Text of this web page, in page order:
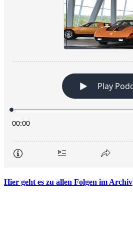
Hier geht es zu allen Folgen im Archiv